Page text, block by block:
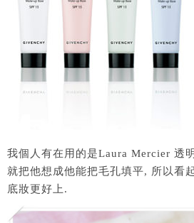
我個人有在用的是Laura Mercier 透
就把他想成他能把毛孔填平, 所以看
底妝更好上.